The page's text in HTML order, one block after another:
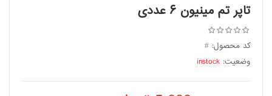
تاپر تم مینیون ۶ عددی
کد محصول: #
وضعیت: instock